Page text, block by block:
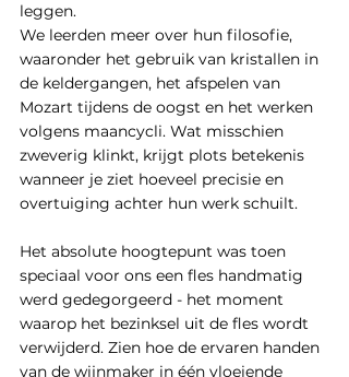
leggen.
We leerden meer over hun filosofie,
waaronder het gebruik van kristallen in
de keldergangen, het afspelen van
Mozart tijdens de oogst en het werken
volgens maancycli. Wat misschien
zweverig klinkt, krijgt plots betekenis
wanneer je ziet hoeveel precisie en
overtuiging achter hun werk schuilt.
Het absolute hoogtepunt was toen
speciaal voor ons een fles handmatig
werd gedegorgeerd - het moment
waarop het bezinksel uit de fles wordt
verwijderd. Zien hoe de ervaren handen
van de wijnmaker in één vloeiende